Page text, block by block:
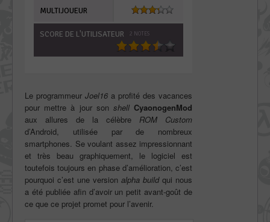
MULTIJOUEUR
SCORE DE L'UTILISATEUR 2 NOTES
Le programmeur Joel16 a profité des vacances
pour mettre à jour son shell CyaonogenMod
aux allures de la célèbre ROM Custom
d’Android, utilisée par de nombreux
smartphones. Se voulant assez impressionnant
et très beau graphiquement, le logiciel est
toutefois toujours en phase d’amélioration, c’est
pourquoi c’est une version alpha buildqui nous
a été publiée afin d’avoir un petit avant-goût de
ce que ce projet promet pour l’avenir.